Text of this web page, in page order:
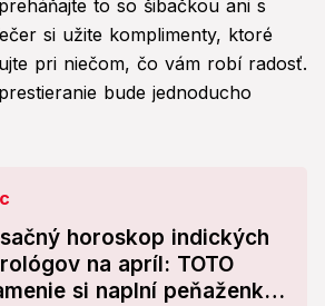
to so šibačkou ani s
si užite komplimenty, ktoré
pri niečom, čo vám robí radosť.
bude jednoducho
horoskop indických
na apríl: TOTO
si naplní peňaženku!